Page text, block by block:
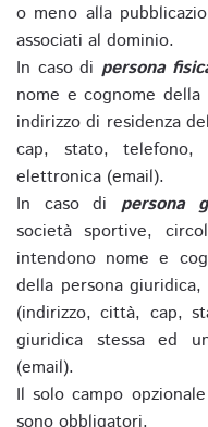
o meno alla
associati al dominio.
In caso di persona
nome e cognome
indirizzo di residenza
cap, stato,
elettronica (email).
In caso di persona
società sportive,
intendono nome e
della persona
(indirizzo, città, cap,
giuridica stessa ed
(email).
Il solo campo